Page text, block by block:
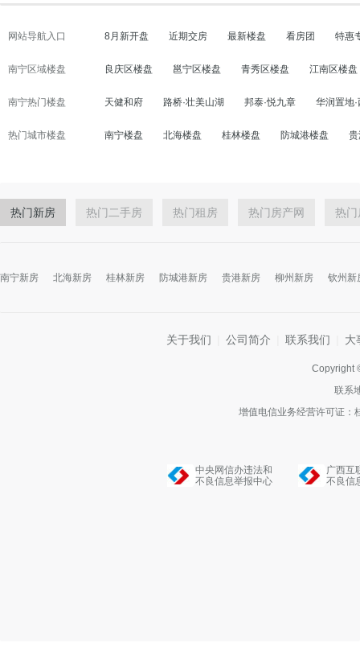
网站导航入口 8月新开盘 近期交房 最新楼盘 看房团 特惠
南宁区域楼盘 良庆区楼盘 邕宁区楼盘 青秀区楼盘 江南区楼盘
南宁热门楼盘 天健和府 路桥·壮美山湖 邦泰·悦九章 华润置地
热门城市楼盘 南宁楼盘 北海楼盘 桂林楼盘 防城港楼盘
热门新房 热门二手房 热门租房 热门房产网 热门
南宁新房 北海新房 桂林新房 防城港新房 贵港新房 柳州新房 钦州新
关于我们 公司简介 联系我们 大
Copyright
联系
增值电信业务经营许可证
中央网信办违法和
不良信息举报中心
广西互
不良信